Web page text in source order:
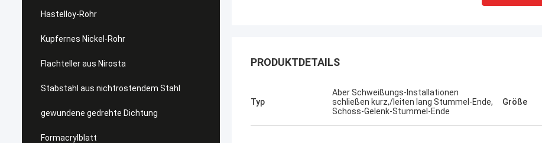
Hastelloy-Rohr
Kupfernes Nickel-Rohr
Flachteller aus Nirosta
Stabstahl aus nichtrostendem Stahl
gewundene gedrehte Dichtung
Formacrylblatt
PRODUKTDETAILS
Typ
Aber Schweißungs-Installationen
schließen kurz,/leiten lang Stummel-Ende,
Schoss-Gelenk-Stummel-Ende
Größe